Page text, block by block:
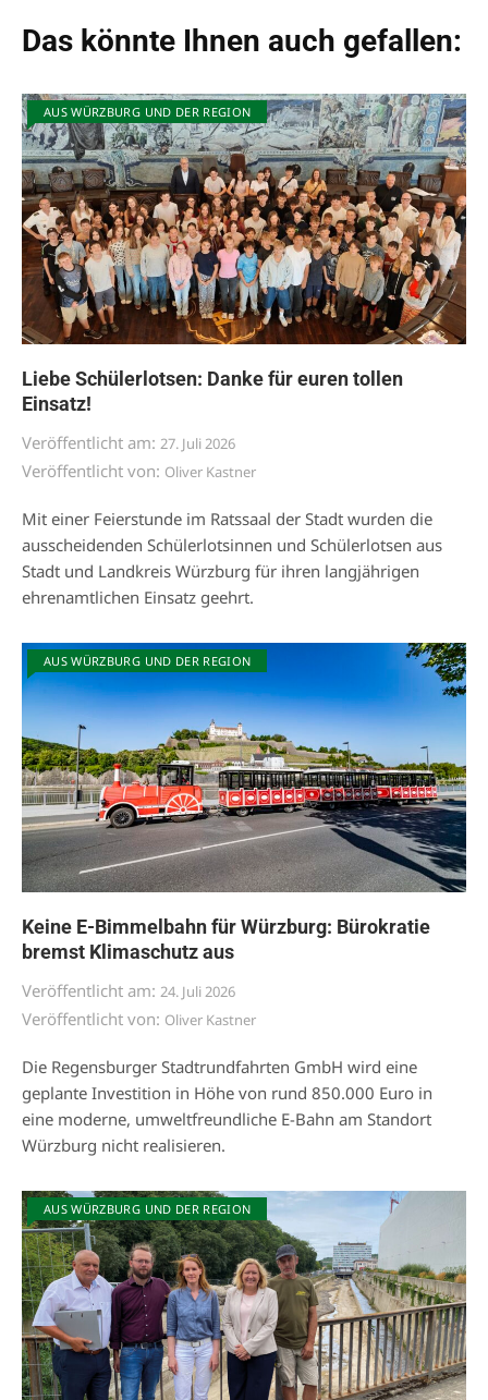
Das könnte Ihnen auch gefallen:
AUS WÜRZBURG UND DER REGION
Liebe Schülerlotsen: Danke für euren tollen
Einsatz!
Veröffentlicht am: 27. Juli 2026
Veröffentlicht von: Oliver Kastner
Mit einer Feierstunde im Ratssaal der Stadt wurden die
ausscheidenden Schülerlotsinnen und Schülerlotsen aus
Stadt und Landkreis Würzburg für ihren langjährigen
ehrenamtlichen Einsatz geehrt.
AUS WÜRZBURG UND DER REGION
Keine E-Bimmelbahn für Würzburg: Bürokratie
bremst Klimaschutz aus
Veröffentlicht am: 24. Juli 2026
Veröffentlicht von: Oliver Kastner
Die Regensburger Stadtrundfahrten GmbH wird eine
geplante Investition in Höhe von rund 850.000 Euro in
eine moderne, umweltfreundliche E-Bahn am Standort
Würzburg nicht realisieren.
AUS WÜRZBURG UND DER REGION